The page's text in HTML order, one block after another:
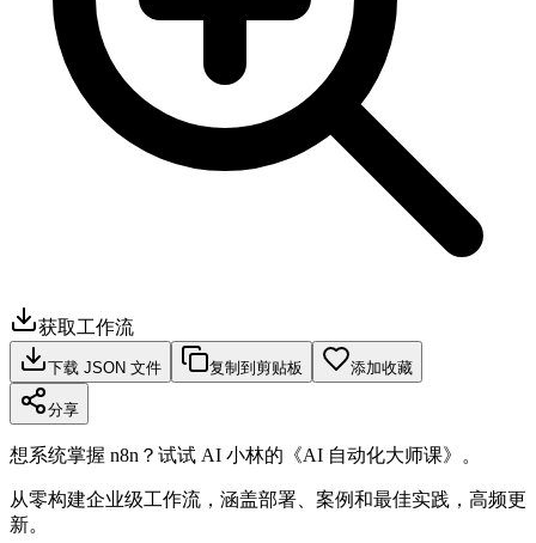
获取工作流
下载 JSON 文件 复制到剪贴板 添加收藏
分享
想系统掌握 n8n？试试 AI 小林的《AI 自动化大师课》。
从零构建企业级工作流，涵盖部署、案例和最佳实践，高频更
新。